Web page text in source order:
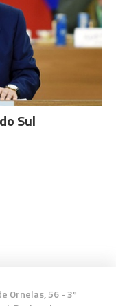
Sul
Ornelas, 56 - 3º